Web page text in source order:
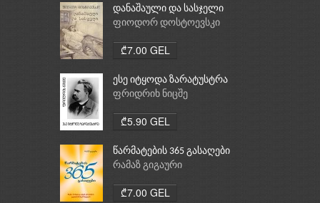
დანაშაული და სასჯელი
ფიოდორ დოსტოევსკი
₾7.00 GEL
ესე იტყოდა ზარატუსტრა
ფრიდრიხ ნიცშე
₾5.90 GEL
წარმატების 365 გასაღები
რამაზ გიგაური
₾7.00 GEL